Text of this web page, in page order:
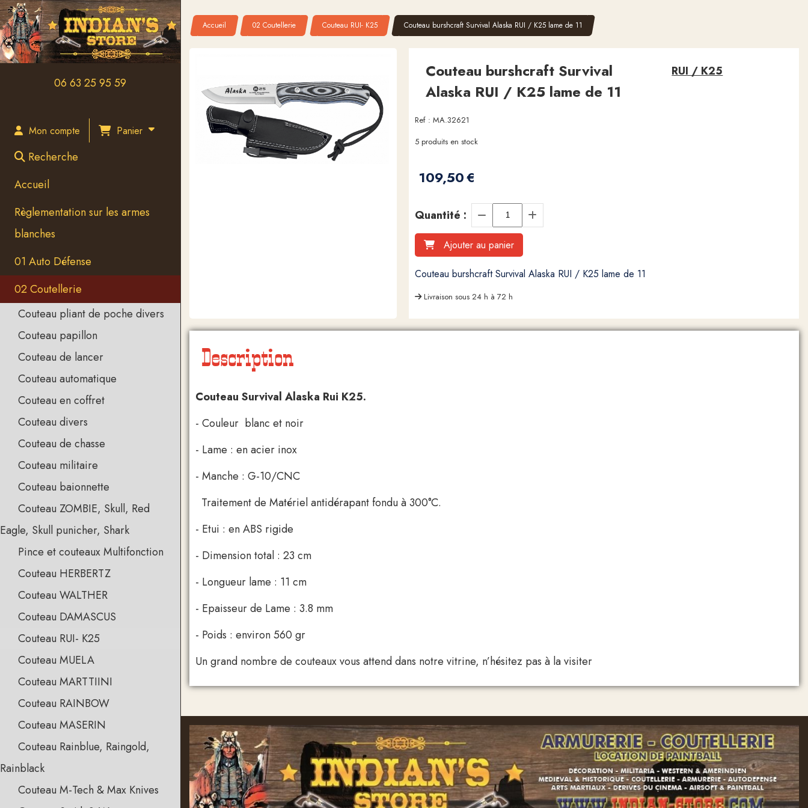
06 63 25 95 59
Mon compte Panier
Recherche
Accueil
Règlementation sur les armes
blanches
01 Auto Défense
02 Coutellerie
Couteau pliant de poche divers
Couteau papillon
Couteau de lancer
Couteau automatique
Couteau en coffret
Couteau divers
Couteau de chasse
Couteau militaire
Couteau baionnette
Couteau ZOMBIE, Skull, Red
Eagle, Skull punicher, Shark
Pince et couteaux Multifonction
Couteau HERBERTZ
Couteau WALTHER
Couteau DAMASCUS
Couteau RUI- K25
Couteau MUELA
Couteau MARTTIINI
Couteau RAINBOW
Couteau MASERIN
Couteau Rainblue, Raingold,
Rainblack
Couteau M-Tech & Max Knives
Accueil 02 Coutellerie Couteau RUI- K25 Couteau burshcraft Survival Alaska RUI / K25 lame de 11
Couteau burshcraft Survival
Alaska RUI / K25 lame de 11
RUI / K25
Ref : MA.32621
109,50€
5 produits en stock
Quantité :
Ajouter au panier
Couteau burshcraft Survival Alaska RUI / K25 lame de 11
Livraison sous 24 h à 72 h
Description
Couteau Survival Alaska Rui K25.
- Couleur blanc et noir
- Lame : en acier inox
- Manche : G-10/CNC
Traitement de Matériel antidérapant fondu à 300°C.
- Etui : en ABS rigide
- Dimension total : 23 cm
- Longueur lame : 11 cm
- Epaisseur de Lame : 3.8 mm
- Poids : environ 560 gr
Un grand nombre de couteaux vous attend dans notre vitrine, n’hésitez pas à la visiter
Panneau de gestion des cookies